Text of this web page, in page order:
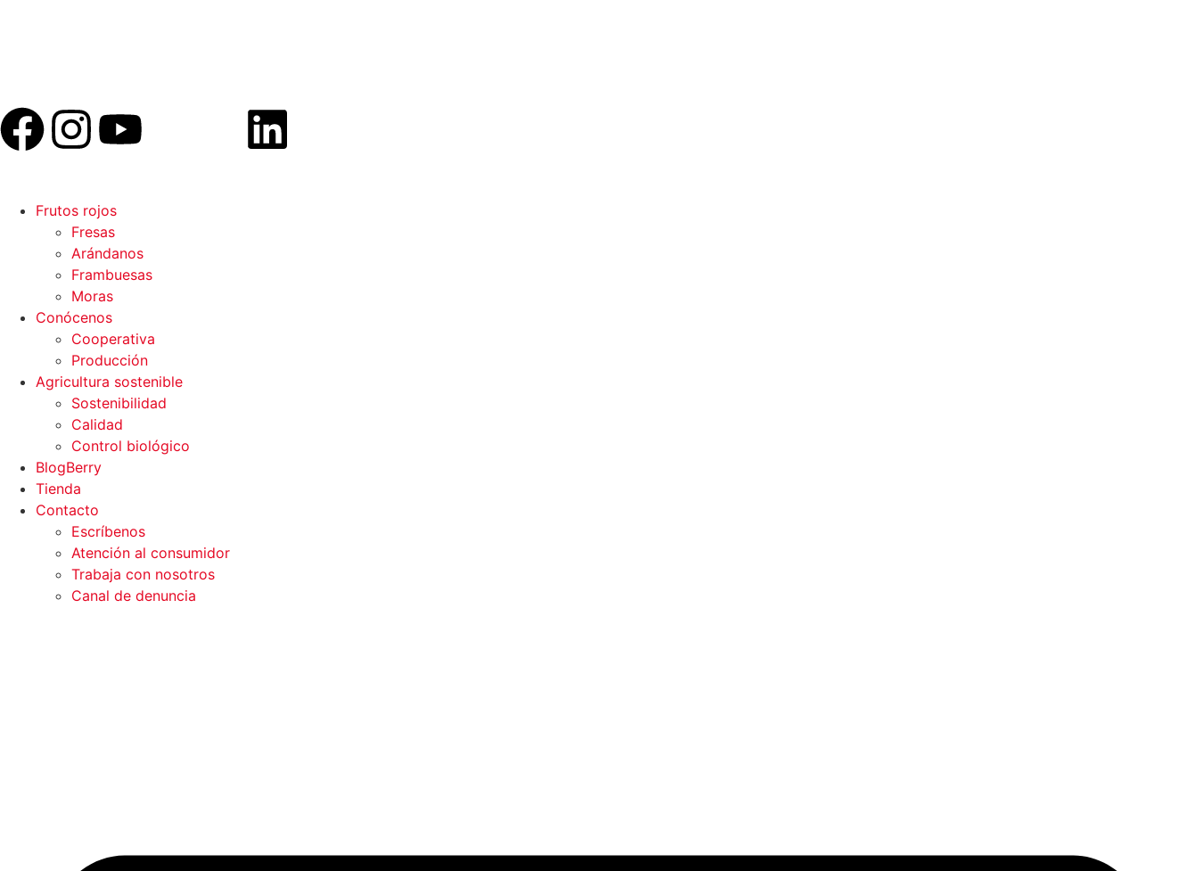
Frutos rojos
Fresas
Arándanos
Frambuesas
Moras
Conócenos
Cooperativa
Producción
Agricultura sostenible
Sostenibilidad
Calidad
Control biológico
BlogBerry
Tienda
Contacto
Escríbenos
Atención al consumidor
Trabaja con nosotros
Canal de denuncia